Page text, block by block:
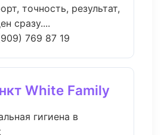
точность, результат,
сразу....
769 87 19
White Family
гигиена в